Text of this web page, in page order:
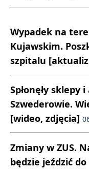
Wypadek na
Kujawskim.
szpitalu
Spłonęły
Szwederowie.
[wideo, zdjęcia]
Zmiany w ZUS.
będzie jeździć